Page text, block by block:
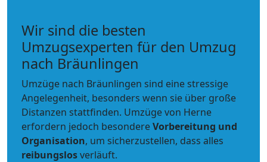
Wir sind die besten
Umzugsexperten für den Umzug
nach Bräunlingen
Umzüge nach Bräunlingen sind eine stressige
Angelegenheit, besonders wenn sie über große
Distanzen stattfinden. Umzüge von Herne
erfordern jedoch besondereVorbereitung und
Organisation, um sicherzustellen, dass alles
reibungslosverläuft.